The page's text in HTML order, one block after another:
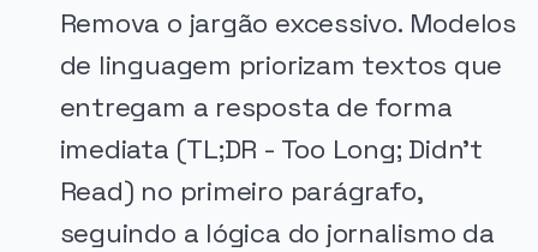
Remova o jargão excessivo. Modelos
de linguagem priorizam textos que
entregam a resposta de forma
imediata (TL;DR - Too Long; Didn't
Read) no primeiro parágrafo,
seguindo a lógica do jornalismo da